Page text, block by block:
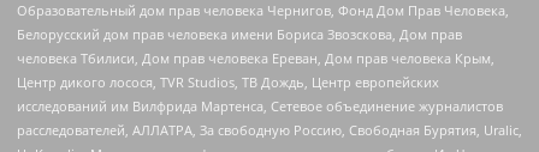
Образовательный дом прав человека Чернигов, Фонд Дом Прав Человека,
Белорусский дом прав человека имени Бориса Звозскова, Дом прав
человека Тбилиси, Дом прав человека Ереван, Дом прав человека Крым,
Центр дикого лосося, TVR Studios, ТВ Дождь, Центр европейских
исследований им Вилфрида Мартенса, Сетевое объединение журналистов
расследователей, АЛЛАТРА, За свободную Россию, Свободная Бурятия, Uralic,